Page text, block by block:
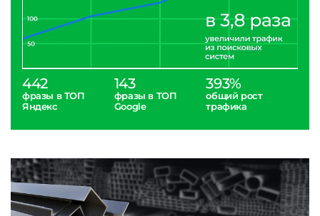
442
фразы в ТОП
Яндекс
143
фразы в ТОП
Google
393%
общий рост
трафика